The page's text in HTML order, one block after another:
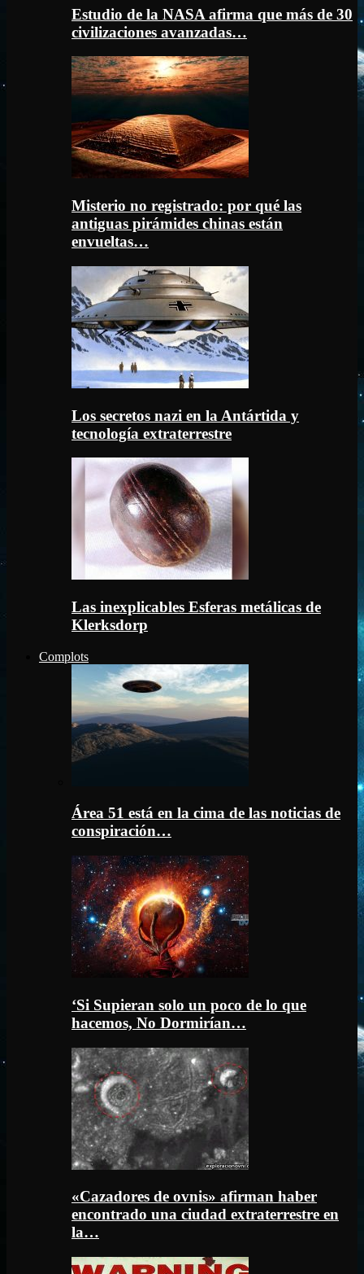
Estudio de la NASA afirma que más de 30
civilizaciones avanzadas…
Misterio no registrado: por qué las
antiguas pirámides chinas están
envueltas…
Los secretos nazi en la Antártida y
tecnología extraterrestre
Las inexplicables Esferas metálicas de
Klerksdorp
Complots
Área 51 está en la cima de las noticias de
conspiración…
‘Si Supieran solo un poco de lo que
hacemos, No Dormirían…
«Cazadores de ovnis» afirman haber
encontrado una ciudad extraterrestre en
la…